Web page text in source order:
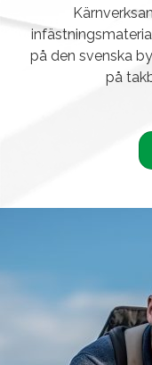
på den svenska
på